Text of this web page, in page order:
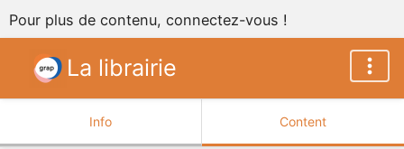
Pour plus de contenu, connectez-vous !
La librairie
Info Content